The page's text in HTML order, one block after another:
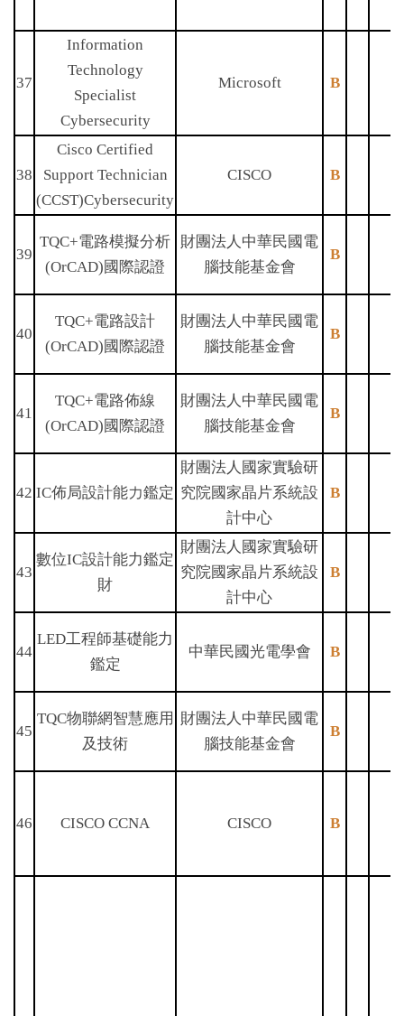
37
Information
Technology
Specialist
Cybersecurity
Microsoft B
38
Cisco Certified
Support Technician
(CCST)Cybersecurity
CISCO B
39
TQC+電路模擬分析
(OrCAD)國際認證
財團法人中華民國電
腦技能基金會
B
40
TQC+電路設計
(OrCAD)國際認證
財團法人中華民國電
腦技能基金會
B
41
TQC+電路佈線
(OrCAD)國際認證
財團法人中華民國電
腦技能基金會
B
42 IC佈局設計能力鑑定
財團法人國家實驗研
究院國家晶片系統設
計中心
B
43
數位IC設計能力鑑定
財
財團法人國家實驗研
究院國家晶片系統設
計中心
B
44
LED工程師基礎能力
鑑定
中華民國光電學會 B
45
TQC物聯網智慧應用
及技術
財團法人中華民國電
腦技能基金會
B
46 CISCO CCNA CISCO B